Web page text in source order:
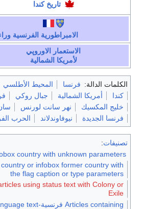
تاريخ كندا
الامبراطورية الفرنسية
الاستعمار
الاوروپي
لأمريكا الشمالية
الكلمات الدالة: فرنسا المحيط الأطلسي
كندا
أمريكا الشمالية جبال روكي
خليج المكسيك
نهر سانت لورنس
فرنسا الجديدة
نيوفاوندلاند الحرب
تصنيفات:
country with unknown parameters
or infobox former country with
the flag caption or type parameters
using status text with Colony or
Exile
Articles containing فرنسية-language text